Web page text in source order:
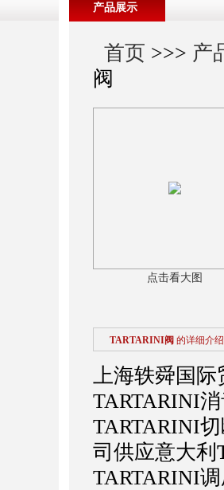
产品展示
首页 >>> 产
阀
点击看大图
TARTARINI阀 的详细介绍
上海轶舜国际
TARTARINI
TARTARINI
司供应意大利
TARTARINI